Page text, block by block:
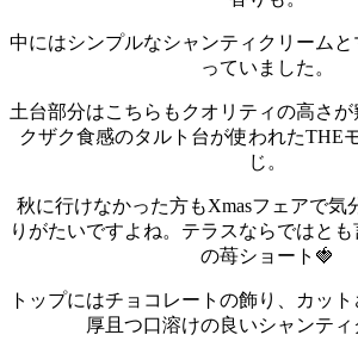
中にはシンプルなシャンティクリームと
っていました。
土台部分はこちらもクオリティの高さ
クザク食感のタルト台が使われたTHE
じ。
秋に行けなかった方もXmasフェアで気
りがたいですよね。 テラスならではと
の苺ショート🍓
トップにはチョコレートの飾り、カッ
厚且つ口溶けの良いシャンティ